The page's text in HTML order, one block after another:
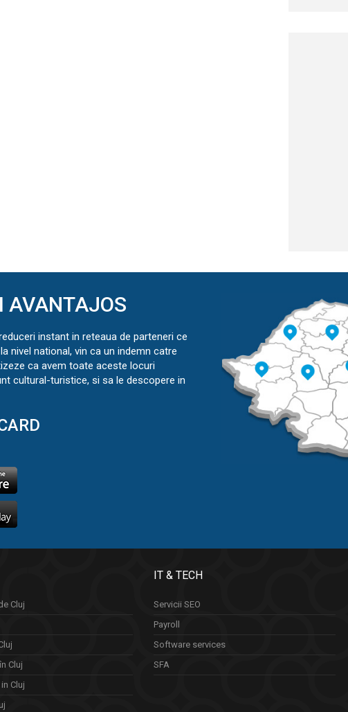
AVANTAJOS
instant in reteaua de parteneri ce
nivel national, vin ca un indemn catre
ca avem toate aceste locuri
cultural-turistice, si sa le descopere in
Cluj
Cluj
Cluj
IT & TECH
Servicii SEO
Payroll
Software services
SFA